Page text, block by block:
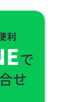
利
で
せ